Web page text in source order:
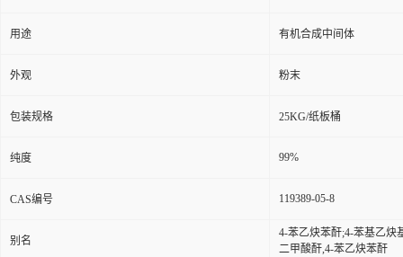
用途 有机合成中间体
外观 粉末
包装规格 25KG/纸板桶
纯度 99%
CAS编号 119389-05-8
别名
4-苯乙炔苯酐;4-苯基乙炔
二甲酸酐,4-苯乙炔苯酐